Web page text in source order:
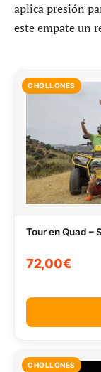
aplica presión
este empate un
CHOLLONES
Tour en Quad –
72,00€
CHOLLONES